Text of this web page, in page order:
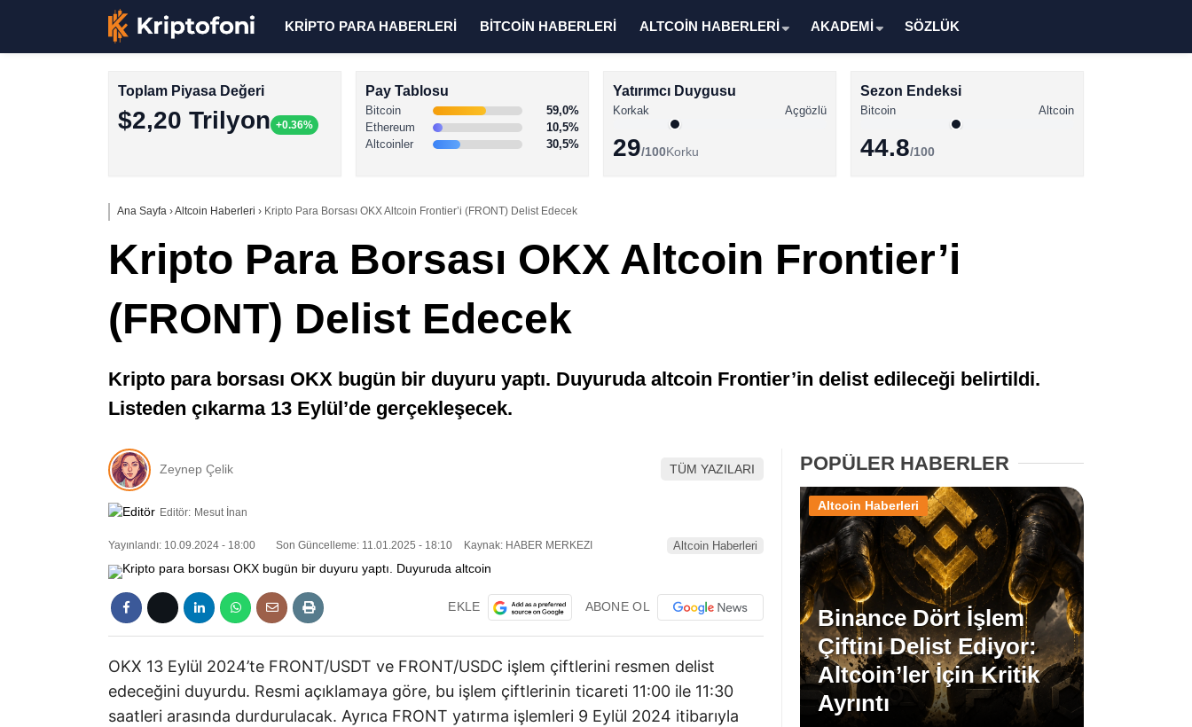
Facebook
Instagram
Youtube
TikTok
KRİPTO PARA HABERLERİ BİTCOİN HABERLERİ ALTCOİN HABERLERİ AKADEMİ SÖZLÜK
Toplam Piyasa Değeri
$2,20 Trilyon +0.36%
Pay Tablosu
Bitcoin
59,0%
Ethereum
10,5%
Altcoinler
30,5%
Yatırımcı Duygusu
Korkak Açgözlü
29/100Korku
Sezon Endeksi
Bitcoin Altcoin
44.8/100
Ana Sayfa ›Altcoin Haberleri › Kripto Para Borsası OKX Altcoin Frontier’i (FRONT) Delist Edecek
Kripto Para Borsası OKX Altcoin Frontier’i
(FRONT) Delist Edecek
Kripto para borsası OKX bugün bir duyuru yaptı. Duyuruda altcoin Frontier’in delist edileceği belirtildi.
Listeden çıkarma 13 Eylül’de gerçekleşecek.
Zeynep Çelik TÜM YAZILARI
Editör: Mesut İnan
Yayınlandı: 10.09.2024 - 18:00 Son Güncelleme: 11.01.2025 - 18:10 Kaynak: HABER MERKEZI Altcoin Haberleri
EKLE ABONE OL
OKX 13 Eylül 2024’te FRONT/USDT ve FRONT/USDC işlem çiftlerini resmen delist
edeceğini duyurdu. Resmi açıklamaya göre, bu işlem çiftlerinin ticareti 11:00 ile 11:30
saatleri arasında durdurulacak. Ayrıca FRONT yatırma işlemleri 9 Eylül 2024 itibarıyla
POPÜLER HABERLER
Binance Dört İşlem
Çiftini Delist Ediyor:
Altcoin’ler İçin Kritik
Ayrıntı
Altcoin Haberleri